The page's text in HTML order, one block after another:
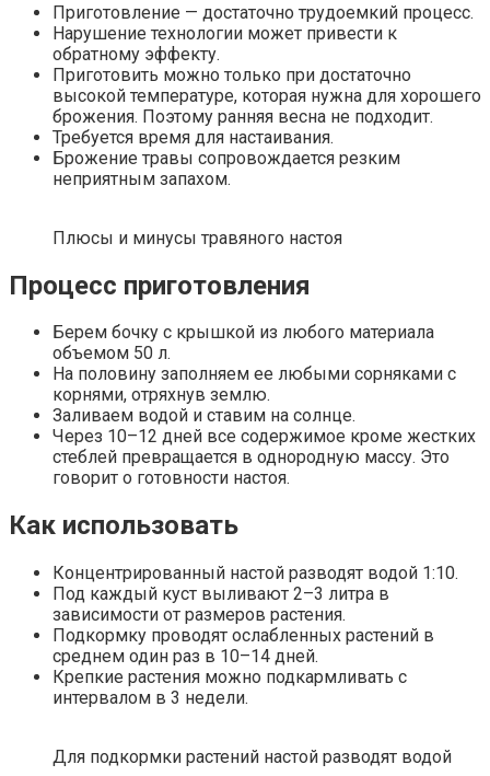
Приготовление — достаточно трудоемкий процесс.
Нарушение технологии может привести к
обратному эффекту.
Приготовить можно только при достаточно
высокой температуре, которая нужна для хорошего
брожения. Поэтому ранняя весна не подходит.
Требуется время для настаивания.
Брожение травы сопровождается резким
неприятным запахом.
Плюсы и минусы травяного настоя
Процесс приготовления
Берем бочку с крышкой из любого материала
объемом 50 л.
На половину заполняем ее любыми сорняками с
корнями, отряхнув землю.
Заливаем водой и ставим на солнце.
Через 10–12 дней все содержимое кроме жестких
стеблей превращается в однородную массу. Это
говорит о готовности настоя.
Как использовать
Концентрированный настой разводят водой 1:10.
Под каждый куст выливают 2–3 литра в
зависимости от размеров растения.
Подкормку проводят ослабленных растений в
среднем один раз в 10–14 дней.
Крепкие растения можно подкармливать с
интервалом в 3 недели.
Для подкормки растений настой разводят водой